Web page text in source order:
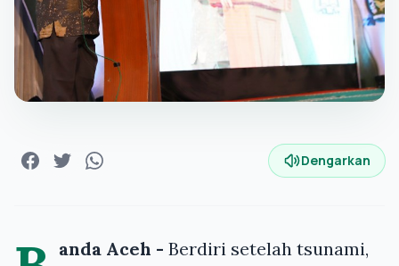
Dengarkan
anda Aceh - Berdiri setelah tsunami,